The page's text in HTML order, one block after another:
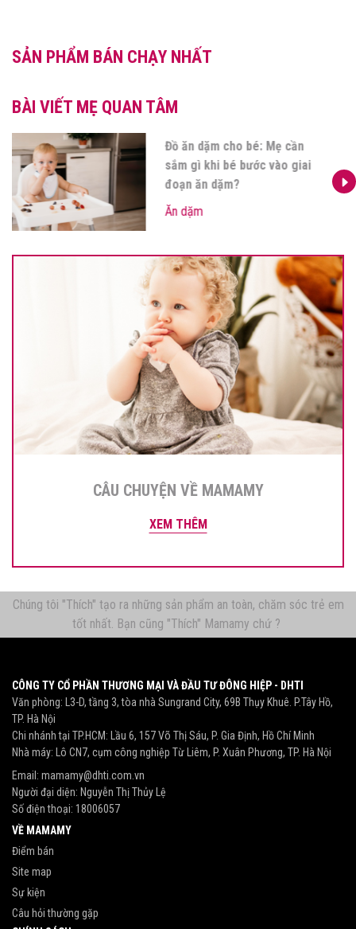
SẢN PHẨM BÁN CHẠY NHẤT
BÀI VIẾT MẸ QUAN TÂM
Các nhóm dưỡng chất bổ
sung cho bé ăn dặm mẹ nên
biết?
Ăn dặm
CÂU CHUYỆN VỀ MAMAMY
XEM THÊM
Chúng tôi "Thích" tạo ra những sản phẩm an toàn, chăm sóc trẻ em
tốt nhất. Bạn cũng "Thích" Mamamy chứ ?
CÔNG TY CỔ PHẦN THƯƠNG MẠI VÀ ĐẦU TƯ ĐÔNG HIỆP - DHTI
Văn phòng: L3-D, tầng 3, tòa nhà Sungrand City, 69B Thụy Khuê. P.Tây Hồ,
TP. Hà Nội
Chi nhánh tại TP.HCM: Lầu 6, 157 Võ Thị Sáu, P. Gia Định, Hồ Chí Minh
Nhà máy: Lô CN7, cụm công nghiệp Từ Liêm, P. Xuân Phương, TP. Hà Nội
Email: mamamy@dhti.com.vn
Người đại diện: Nguyễn Thị Thủy Lệ
Số điện thoại: 18006057
VỀ MAMAMY
Điểm bán
Site map
Sự kiện
Câu hỏi thường gặp